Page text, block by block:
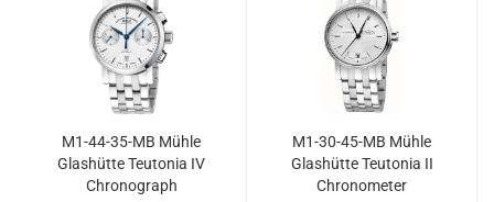
M1-​44-​35-MB Mühle
Glas­hüt­te Teu­to­nia IV
Chro­no­graph
M1-​30-​45-MB Mühle
Glas­hüt­te Teu­to­nia II
Chro­no­me­ter